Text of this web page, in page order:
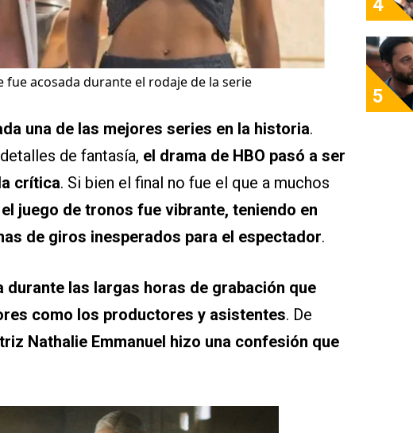
acosada durante el rodaje de la serie
una de las mejores series en la historia.
de fantasía, el drama de HBO pasó a ser
crítica. Si bien el final no fue el que a muchos
juego de tronos fue vibrante, teniendo en
de giros inesperados para el espectador.
durante las largas horas de grabación que
como los productores y asistentes. De
Nathalie Emmanuel hizo una confesión que
4
5